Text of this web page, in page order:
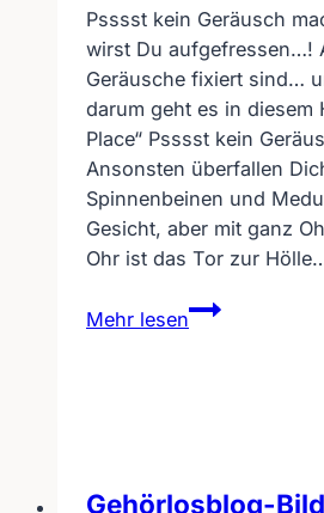
Psssst kein Geräusch
wirst Du aufgefressen…!
Geräusche fixiert sind…
darum geht es in diesem
Place“ Psssst kein
Ansonsten überfallen
Spinnenbeinen und
Gesicht, aber mit ganz
Ohr ist das Tor zur
Mehr lesen
A
Quiet
Gehörlosblog-